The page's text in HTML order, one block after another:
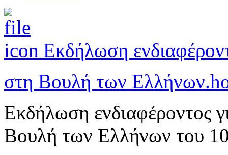
Εκδήλωση
στη Βουλή των Ελλήνων.
Εκδήλωση ενδιαφέροντος
Βουλή των Ελλήνων του